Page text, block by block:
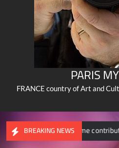
PARIS
FRANCE country of Art and
BREAKING NEWS
contributor ..